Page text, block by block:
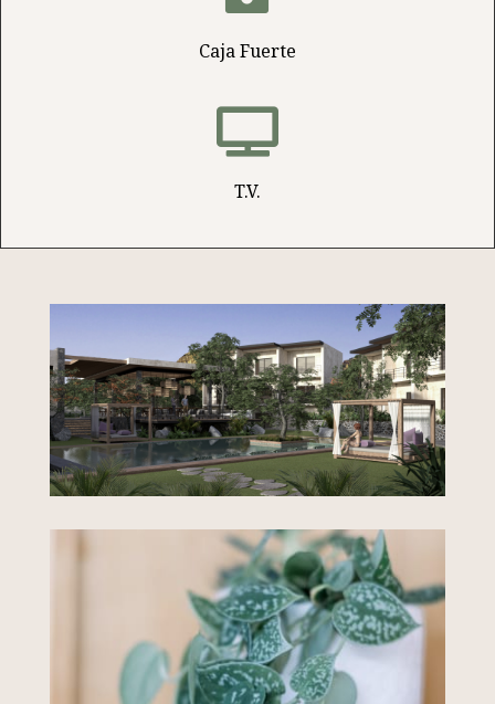
Caja Fuerte

T.V.